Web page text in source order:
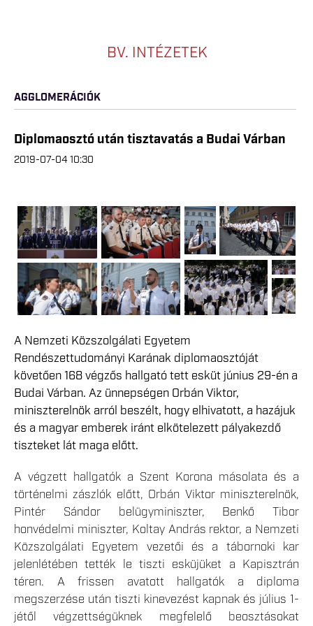
BV. INTÉZETEK
AGGLOMERÁCIÓK
Diplomaosztó után tisztavatás a Budai Várban
2019-07-04 10:30
A Nemzeti Közszolgálati Egyetem
Rendészettudományi Karának diplomaosztóját
követően 168 végzős hallgató tett esküt június 29-én a
Budai Várban. Az ünnepségen Orbán Viktor,
miniszterelnök arról beszélt, hogy elhivatott, a hazájuk
és a magyar emberek iránt elkötelezett pályakezdő
tiszteket lát maga előtt.
A végzett hallgatók a Szent Korona másolata és a
történelmi zászlók előtt, Orbán Viktor miniszterelnök,
Pintér Sándor belügyminiszter, Benkő Tibor
honvédelmi miniszter, Koltay András rektor, a Nemzeti
Közszolgálati Egyetem vezetői és a tábornoki kar
jelenlétében tették le tiszti esküjüket a Kapisztrán
téren. A frissen avatott hallgatók a diploma
megszerzése után tiszti kinevezést kapnak és július 1-
jétől végzettségüknek megfelelő beosztásokat